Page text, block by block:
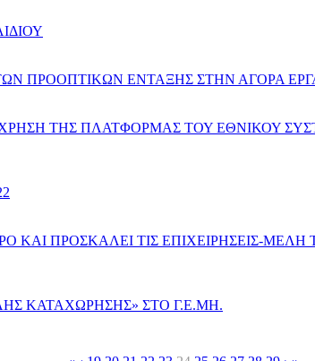
ΠΡΟΟΠΤΙΚΩΝ ΕΝΤΑΞΗΣ ΣΤΗΝ ΑΓΟΡΑ
ΤΗΣ ΠΛΑΤΦΟΡΜΑΣ ΤΟΥ ΕΘΝΙΚΟΥ
ΚΑΙ ΠΡΟΣΚΑΛΕΙ ΤΙΣ ΕΠΙΧΕΙΡΗΣΕΙΣ-
ΚΑΤΑΧΩΡΗΣΗΣ» ΣΤΟ Γ.Ε.ΜΗ.